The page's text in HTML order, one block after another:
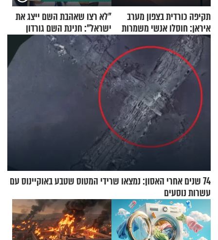
תקיפה כורדית בצפון מערב
איראן: חוסלו אנשי משמרות
המהפכה
"לא רצו שאהבת השם ייצג את
ישראל": חנינת השם גורדון
בריאיון מעורר השראה
74 שנים אחרי האסון: נמצאו שרידי המטוס שטבע באוקיינוס עם
עשרות נוסעים